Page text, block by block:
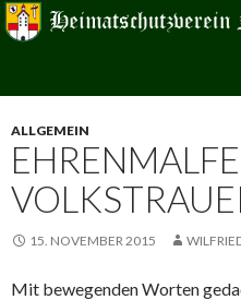
SPRINGEN
ALLGEMEIN
15. NOVEMBER 2015
Mit bewegenden Worten